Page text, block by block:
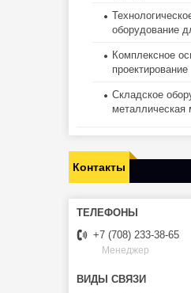
оборудование
Комплексное
проектирование
Складское
металлическая
Контакты
+7 (708) 233-38-65
Менеджер